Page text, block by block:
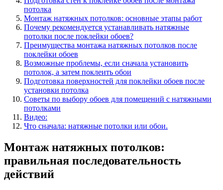
потолка
Монтаж натяжных потолков: основные этапы работ
Почему рекомендуется устанавливать натяжные
потолки после поклейки обоев?
Преимущества монтажа натяжных потолков после
поклейки обоев
Возможные проблемы, если сначала установить
потолок, а затем поклеить обои
Подготовка поверхностей для поклейки обоев после
установки потолка
Советы по выбору обоев для помещений с натяжными
потолками
Видео:
Что сначала: натяжные потолки или обои.
Монтаж натяжных потолков:
правильная последовательность
действий